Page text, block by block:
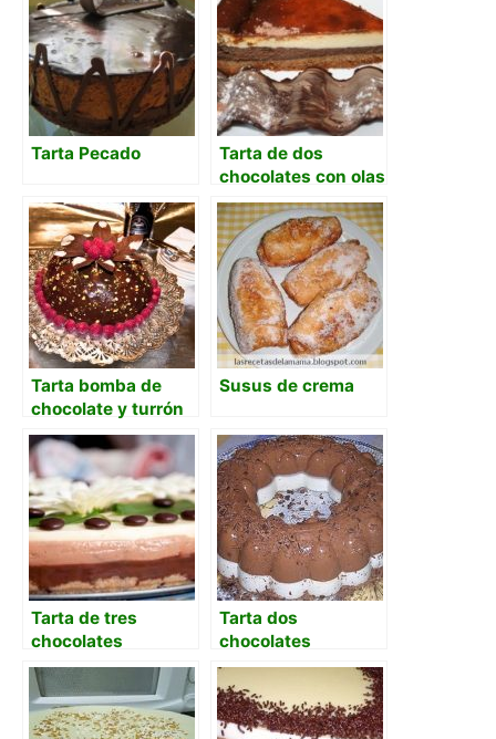
Tarta Pecado
Tarta de dos
chocolates con olas
Tarta bomba de
chocolate y turrón
Susus de crema
Tarta de tres
chocolates
premiada con base
de galletas María
Tarta dos
chocolates